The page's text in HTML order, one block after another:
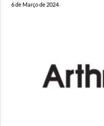
6 de Março de 2024